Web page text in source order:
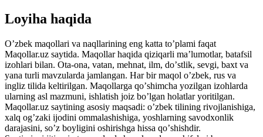
Loyiha haqida
Oʼzbek maqollari va naqllarining eng katta toʼplami faqat
Maqollar.uz saytida. Maqollar haqida qiziqarli maʼlumotlar, batafsil
izohlari bilan. Ota-ona, vatan, mehnat, ilm, doʼstlik, sevgi, baxt va
yana turli mavzularda jamlangan. Har bir maqol oʼzbek, rus va
ingliz tilida keltirilgan. Maqollarga qoʼshimcha yozilgan izohlarda
ularning asl mazmuni, ishlatish joiz boʼlgan holatlar yoritilgan.
Maqollar.uz saytining asosiy maqsadi: oʼzbek tilining rivojlanishiga,
xalq ogʼzaki ijodini ommalashishiga, yoshlarning savodxonlik
darajasini, soʼz boyligini oshirishga hissa qoʼshishdir.